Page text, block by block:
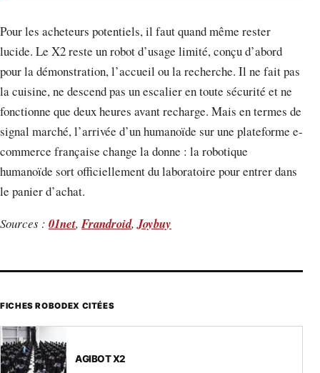
Pour les acheteurs potentiels, il faut quand même rester
lucide. Le X2 reste un robot d’usage limité, conçu d’abord
pour la démonstration, l’accueil ou la recherche. Il ne fait pas
la cuisine, ne descend pas un escalier en toute sécurité et ne
fonctionne que deux heures avant recharge. Mais en termes de
signal marché, l’arrivée d’un humanoïde sur une plateforme e-
commerce française change la donne : la robotique
humanoïde sort officiellement du laboratoire pour entrer dans
le panier d’achat.
Sources : 01net,Frandroid,Joybuy
FICHES ROBODEX CITÉES
AGIBOT X2